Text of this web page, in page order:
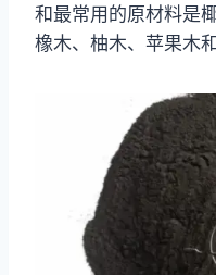
和最常用的原材料是
橡木、柚木、苹果木